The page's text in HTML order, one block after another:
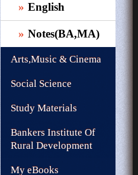
English
Notes(BA,MA)
Arts,Music & Cinema
Social Science
Study Materials
Bankers Institute Of
Rural Development
My eBooks